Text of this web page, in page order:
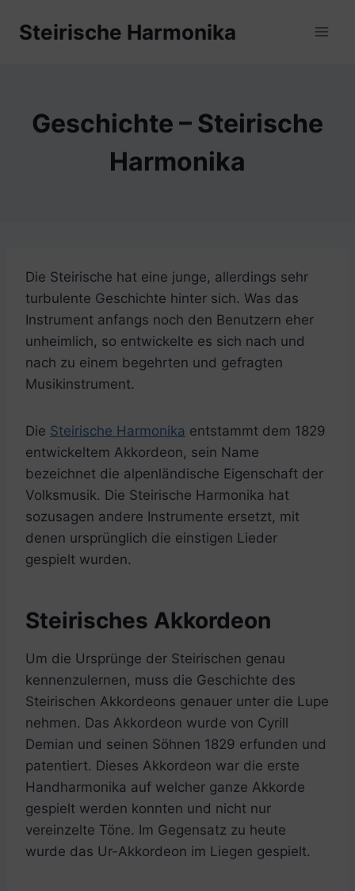
InhaltSteirische Harmonika
Geschichte – Steirische
Harmonika
Die Steirische hat eine junge, allerdings sehr
turbulente Geschichte hinter sich. Was das
Instrument anfangs noch den Benutzern eher
unheimlich, so entwickelte es sich nach und
nach zu einem begehrten und gefragten
Musikinstrument.
Die Steirische Harmonika entstammt dem 1829
entwickeltem Akkordeon, sein Name
bezeichnet die alpenländische Eigenschaft der
Volksmusik. Die Steirische Harmonika hat
sozusagen andere Instrumente ersetzt, mit
denen ursprünglich die einstigen Lieder
gespielt wurden.
Steirisches Akkordeon
Um die Ursprünge der Steirischen genau
kennenzulernen, muss die Geschichte des
Steirischen Akkordeons genauer unter die Lupe
nehmen. Das Akkordeon wurde von Cyrill
Demian und seinen Söhnen 1829 erfunden und
patentiert. Dieses Akkordeon war die erste
Handharmonika auf welcher ganze Akkorde
gespielt werden konnten und nicht nur
vereinzelte Töne. Im Gegensatz zu heute
wurde das Ur-Akkordeon im Liegen gespielt.